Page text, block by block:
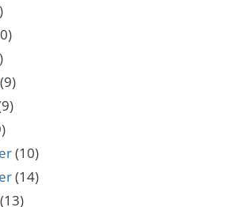
(9)
(10)
(14)
(13)